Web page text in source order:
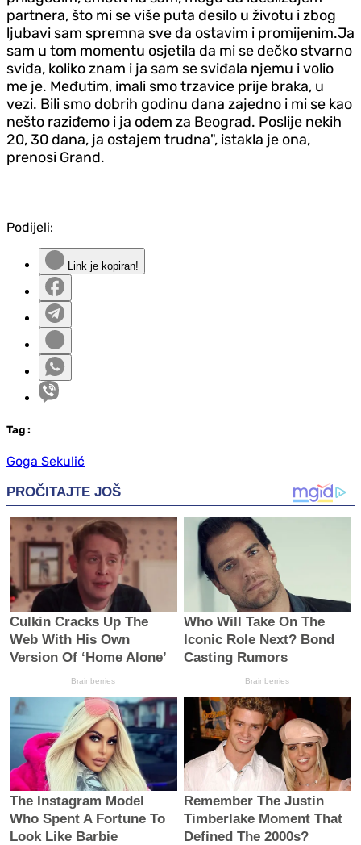
partnera, što mi se više puta desilo u životu i zbog
ljubavi sam spremna sve da ostavim i promijenim.Ja
sam u tom momentu osjetila da mi se dečko stvarno
sviđa, koliko znam i ja sam se sviđala njemu i volio
me je. Međutim, imali smo trzavice prije braka, u
vezi. Bili smo dobrih godinu dana zajedno i mi se kao
nešto raziđemo i ja odem za Beograd. Poslije nekih
20, 30 dana, ja ostajem trudna", istakla je ona,
prenosi Grand.
Podijeli:
Link je kopiran!
Tag :
Goga Sekulić